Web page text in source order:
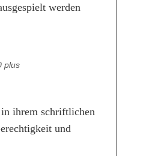
werden
plus
in ihrem schriftlichen
und